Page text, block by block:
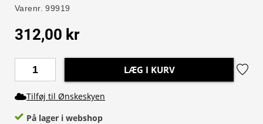
Varenr. 99919
312,00 kr
LÆG I KURV
Tilføj til Ønskeskyen
På lager i webshop